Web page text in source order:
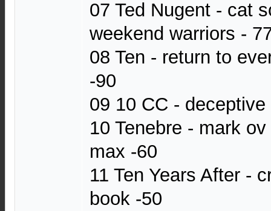
07 Ted Nugent - cat
weekend warriors -
08 Ten - return to
-90
09 10 CC -
10 Tenebre - mark
max -60
11 Ten Years After -
book -50